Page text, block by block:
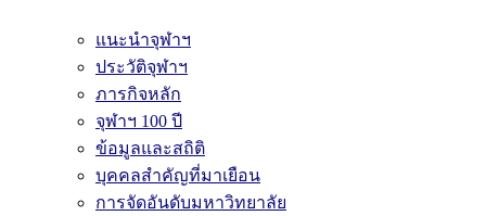
แนะนำจุฬาฯ
ประวัติจุฬาฯ
ภารกิจหลัก
จุฬาฯ 100 ปี
ข้อมูลและสถิติ
บุคคลสำคัญที่มาเยือน
การจัดอันดับมหาวิทยาลัย